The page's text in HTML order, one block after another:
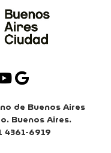
de Buenos Aires
Buenos Aires.
4361-6919